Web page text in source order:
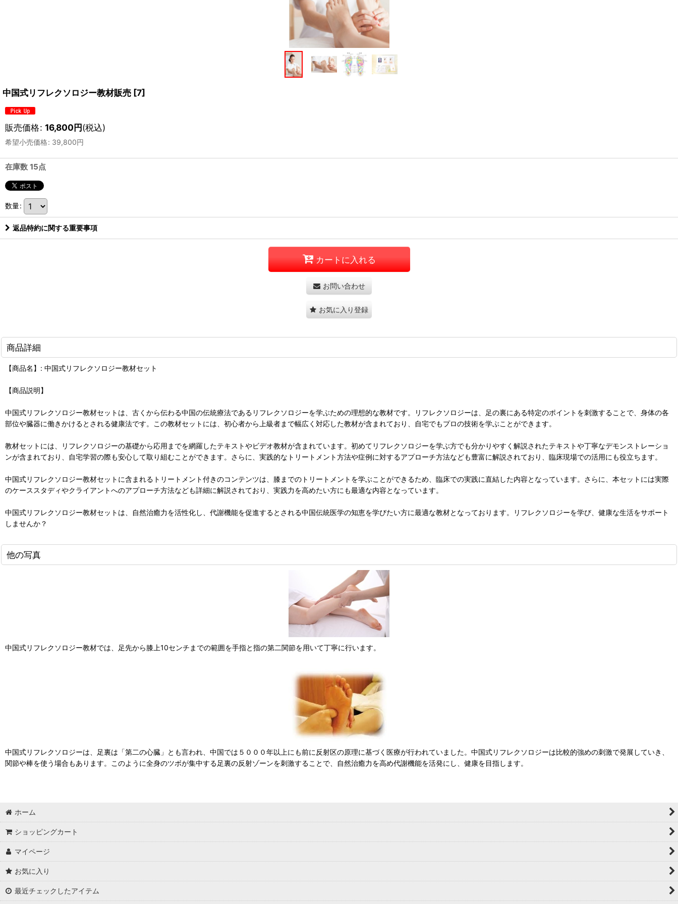
中国式リフレクソロジー教材販売 [7]
販売価格: 16,800円(税込)
希望小売価格: 39,800円
在庫数 15点
数量:
返品特約に関する重要事項
カートに入れる
お問い合わせ
お気に入り登録
商品詳細
【商品名】: 中国式リフレクソロジー教材セット
【商品説明】
中国式リフレクソロジー教材セットは、古くから伝わる中国の伝統療法であるリフレクソロジーを学ぶための理想的な教材です。リフレクソロジーは、足の裏にある特定のポイントを刺激することで、身体の各
部位や臓器に働きかけるとされる健康法です。この教材セットには、初心者から上級者まで幅広く対応した教材が含まれており、自宅でもプロの技術を学ぶことができます。
教材セットには、リフレクソロジーの基礎から応用までを網羅したテキストやビデオ教材が含まれています。初めてリフレクソロジーを学ぶ方でも分かりやすく解説されたテキストや丁寧なデモンストレーショ
ンが含まれており、自宅学習の際も安心して取り組むことができます。さらに、実践的なトリートメント方法や症例に対するアプローチ方法なども豊富に解説されており、臨床現場での活用にも役立ちます。
中国式リフレクソロジー教材セットに含まれるトリートメント付きのコンテンツは、膝までのトリートメントを学ぶことができるため、臨床での実践に直結した内容となっています。さらに、本セットには実際
のケーススタディやクライアントへのアプローチ方法なども詳細に解説されており、実践力を高めたい方にも最適な内容となっています。
中国式リフレクソロジー教材セットは、自然治癒力を活性化し、代謝機能を促進するとされる中国伝統医学の知恵を学びたい方に最適な教材となっております。リフレクソロジーを学び、健康な生活をサポート
しませんか？
他の写真
中国式リフレクソロジー教材では、足先から膝上10センチまでの範囲を手指と指の第二関節を用いて丁寧に行います。
中国式リフレクソロジーは、足裏は「第二の心臓」とも言われ、中国では５０００年以上にも前に反射区の原理に基づく医療が行われていました。中国式リフレクソロジーは比較的強めの刺激で発展していき、
関節や棒を使う場合もあります。このように全身のツボが集中する足裏の反射ゾーンを刺激することで、自然治癒力を高め代謝機能を活発にし、健康を目指します。
ホーム
ショッピングカート
マイページ
お気に入り
最近チェックしたアイテム